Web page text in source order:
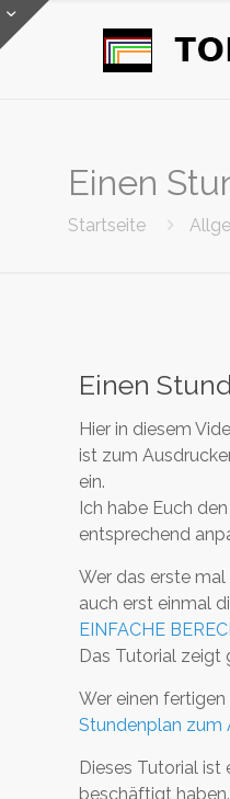
Einen
Startseite
Einen
Hier in diesem
ist zum
ein.
Ich habe Euch
entsprechend
Wer das erste
auch erst einmal
EINFACHE
Das Tutorial zeigt
Wer einen
Stundenplan zum
Dieses Tutorial
beschäftigt